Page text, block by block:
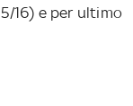
16) e per ultimo